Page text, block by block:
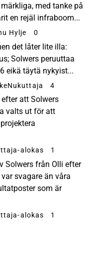
med tanke på
en rejäl infraboom...
Hylje 0
det låter lite illa:
Solwers peruuttaa
eikä täytä nykyist...
4
att Solwers
valts ut för att
alokas 1
Solwers från Olli efter
svagare än våra
som är
alokas 1